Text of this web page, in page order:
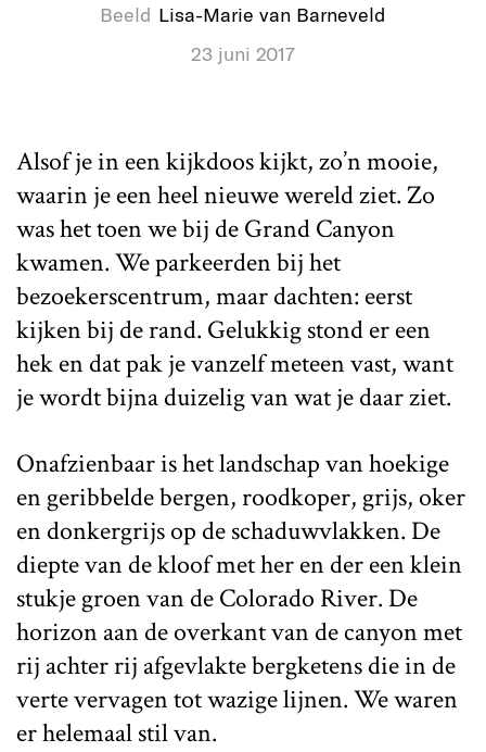
Beeld Lisa-Marie van Barneveld
23 juni 2017
Alsof je in een kijkdoos kijkt, zo’n mooie,
waarin je een heel nieuwe wereld ziet. Zo
was het toen we bij de Grand Canyon
kwamen. We parkeerden bij het
bezoekerscentrum, maar dachten: eerst
kijken bij de rand. Gelukkig stond er een
hek en dat pak je vanzelf meteen vast, want
je wordt bijna duizelig van wat je daar ziet.
Onafzienbaar is het landschap van hoekige
en geribbelde bergen, roodkoper, grijs, oker
en donkergrijs op de schaduwvlakken. De
diepte van de kloof met her en der een klein
stukje groen van de Colorado River. De
horizon aan de overkant van de canyon met
rij achter rij afgevlakte bergketens die in de
verte vervagen tot wazige lijnen. We waren
er helemaal stil van.